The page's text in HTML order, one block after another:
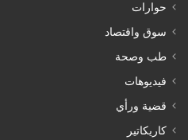
حوارات
سوق واقتصاد
طب وصحة
فيديوهات
قضية ورأي
كاريكاتير